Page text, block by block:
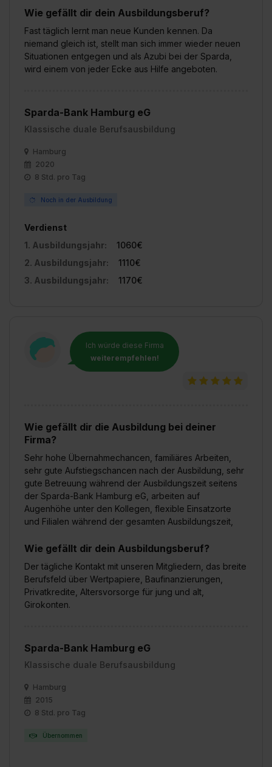
Wie gefällt dir dein Ausbildungsberuf?
Fast täglich lernt man neue Kunden kennen. Da
niemand gleich ist, stellt man sich immer wieder neuen
Situationen entgegen und als Azubi bei der Sparda,
wird einem von jeder Ecke aus Hilfe angeboten.
Sparda-Bank Hamburg eG
Klassische duale Berufsausbildung
Hamburg
2020
8 Std. pro Tag
Noch in der Ausbildung
Verdienst
1. Ausbildungsjahr:
1060€
2. Ausbildungsjahr:
1110€
3. Ausbildungsjahr:
1170€
Ich würde diese Firma
weiterempfehlen!
Wie gefällt dir die Ausbildung bei deiner
Firma?
Sehr hohe Übernahmechancen, familiäres Arbeiten,
sehr gute Aufstiegschancen nach der Ausbildung, sehr
gute Betreuung während der Ausbildungszeit seitens
der Sparda-Bank Hamburg eG, arbeiten auf
Augenhöhe unter den Kollegen, flexible Einsatzorte
und Filialen während der gesamten Ausbildungszeit,
Wie gefällt dir dein Ausbildungsberuf?
Der tägliche Kontakt mit unseren Mitgliedern, das breite
Berufsfeld über Wertpapiere, Baufinanzierungen,
Privatkredite, Altersvorsorge für jung und alt,
Girokonten.
Sparda-Bank Hamburg eG
Klassische duale Berufsausbildung
Hamburg
2015
8 Std. pro Tag
Übernommen